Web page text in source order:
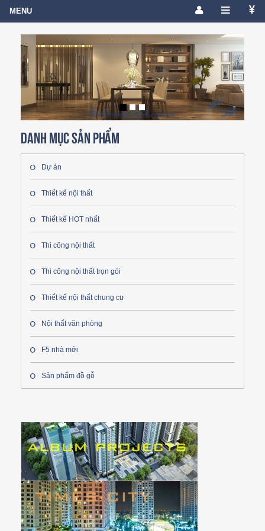
Danh mục sản phẩm
Dự án
Thiết kế nội thất
Thiết kế HOT nhất
Thi công nội thất
Thi công nội thất trọn gói
Thiết kế nội thất chung cư
Nội thất văn phòng
F5 nhà mới
Sản phẩm đồ gỗ